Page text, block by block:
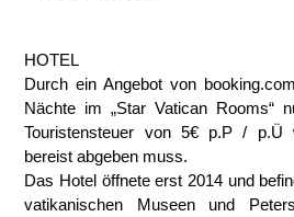
HOTEL
Durch ein Angebot von
Nächte im „Star Vatican Rooms“
Touristensteuer von 5€ p.P / p.Ü
bereist abgeben muss.
Das Hotel öffnete erst 2014 und
vatikanischen Museen und